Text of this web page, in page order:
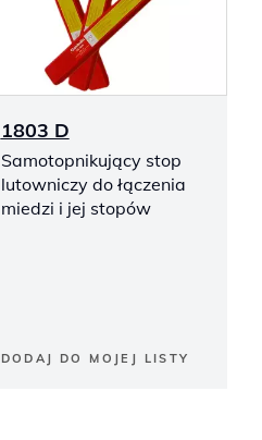
1803 D
Samotopnikujący stop
lutowniczy do łączenia
miedzi i jej stopów
DODAJ DO MOJEJ LISTY